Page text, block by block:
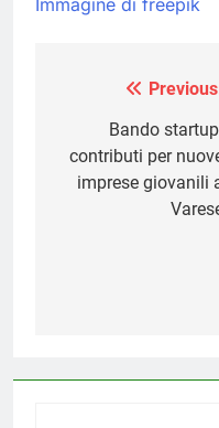
Immagine di freepik
Navigazione
articoli
Bando
contributi per
imprese giovanili